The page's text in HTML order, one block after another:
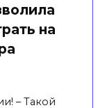
на
– Такой